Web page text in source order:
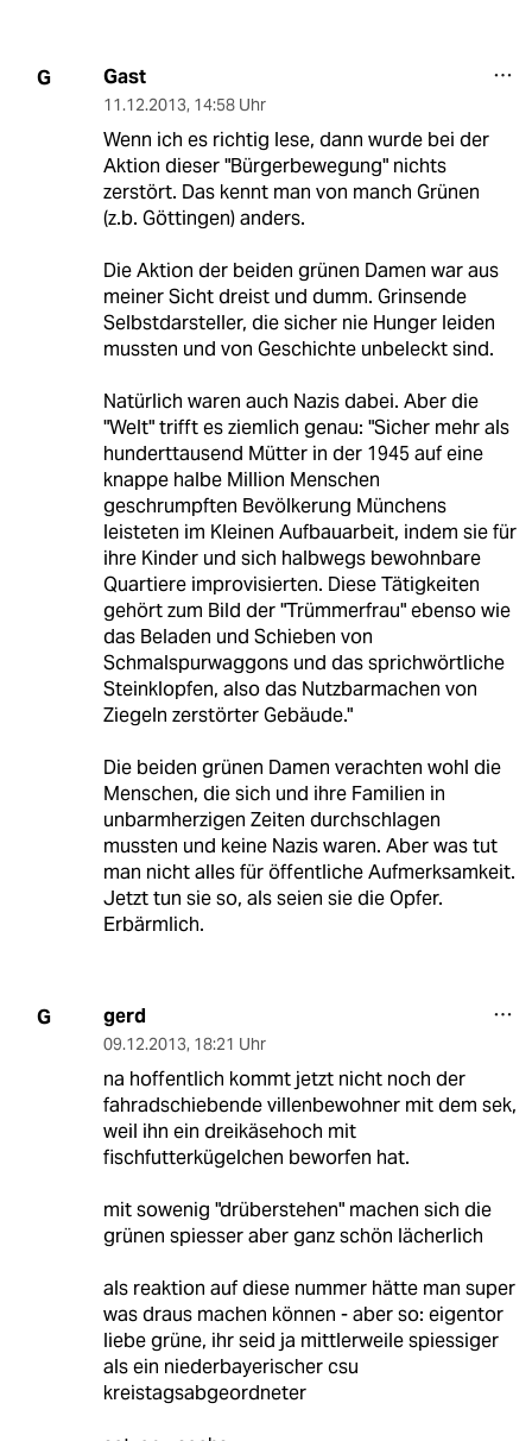
G Gast
11.12.2013, 14:58 Uhr
Wenn ich es richtig lese, dann wurde bei der
Aktion dieser "Bürgerbewegung" nichts
zerstört. Das kennt man von manch Grünen
(z.b. Göttingen) anders.
Die Aktion der beiden grünen Damen war aus
meiner Sicht dreist und dumm. Grinsende
Selbstdarsteller, die sicher nie Hunger leiden
mussten und von Geschichte unbeleckt sind.
Natürlich waren auch Nazis dabei. Aber die
"Welt" trifft es ziemlich genau: "Sicher mehr als
hunderttausend Mütter in der 1945 auf eine
knappe halbe Million Menschen
geschrumpften Bevölkerung Münchens
leisteten im Kleinen Aufbauarbeit, indem sie für
ihre Kinder und sich halbwegs bewohnbare
Quartiere improvisierten. Diese Tätigkeiten
gehört zum Bild der "Trümmerfrau" ebenso wie
das Beladen und Schieben von
Schmalspurwaggons und das sprichwörtliche
Steinklopfen, also das Nutzbarmachen von
Ziegeln zerstörter Gebäude."
Die beiden grünen Damen verachten wohl die
Menschen, die sich und ihre Familien in
unbarmherzigen Zeiten durchschlagen
mussten und keine Nazis waren. Aber was tut
man nicht alles für öffentliche Aufmerksamkeit.
Jetzt tun sie so, als seien sie die Opfer.
Erbärmlich.
G gerd
09.12.2013, 18:21 Uhr
na hoffentlich kommt jetzt nicht noch der
fahradschiebende villenbewohner mit dem sek,
weil ihn ein dreikäsehoch mit
fischfutterkügelchen beworfen hat.
mit sowenig "drüberstehen" machen sich die
grünen spiesser aber ganz schön lächerlich
als reaktion auf diese nummer hätte man super
was draus machen können - aber so: eigentor
liebe grüne, ihr seid ja mittlerweile spiessiger
als ein niederbayerischer csu
kreistagsabgeordneter